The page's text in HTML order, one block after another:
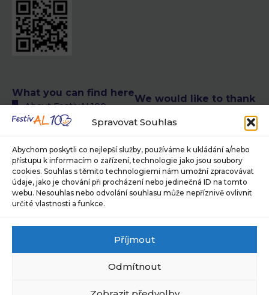
Spravovat Souhlas
Abychom poskytli co nejlepší služby, používáme k ukládání a/nebo
přístupu k informacím o zařízení, technologie jako jsou soubory
cookies. Souhlas s těmito technologiemi nám umožní zpracovávat
údaje, jako je chování při procházení nebo jedinečná ID na tomto
webu. Nesouhlas nebo odvolání souhlasu může nepříznivě ovlivnit
určité vlastnosti a funkce.
Příjmout
Odmítnout
What you can find here
About FestivAL100
All FestivAL100 events
FestivAL100 events
calendar in CR
FestivAL100 events
calendar abroad
About our team
Sponsors and partners
We would like to thank
of photographs
Museum of Photography
and Modern Visual Media in
Jindřichův Hradec, ©
Jaroslav Brabec, © Alan
for you?
and stay one step ahead.
Subscribe